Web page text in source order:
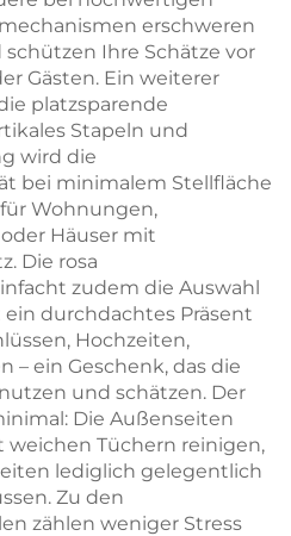
erschweren
Ihre Schätze vor
Gästen. Ein weiterer
platzsparende
Stapeln und
wird die
bei minimalem Stellfläche
Wohnungen,
Häuser mit
Die rosa
zudem die Auswahl
ein durchdachtes Präsent
Hochzeiten,
– ein Geschenk, das die
und schätzen. Der
Die Außenseiten
weichen Tüchern reinigen,
lediglich gelegentlich
Zu den
zählen weniger Stress